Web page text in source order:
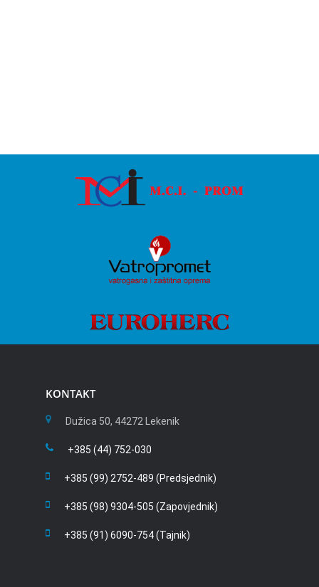
KONTAKT
Dužica 50, 44272 Lekenik
+385 (44) 752-030
+385 (99) 2752-489 (Predsjednik)
+385 (98) 9304-505 (Zapovjednik)
+385 (91) 6090-754 (Tajnik)